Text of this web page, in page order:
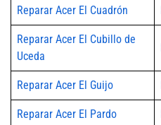
Reparar Acer El Cuadrón
Reparar Acer El Cubillo de
Uceda
Reparar Acer El Guijo
Reparar Acer El Pardo